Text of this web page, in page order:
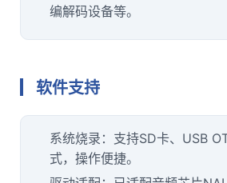
编解码设备等。
软件支持
系统烧录：支持SD卡、USB
式，操作便捷。